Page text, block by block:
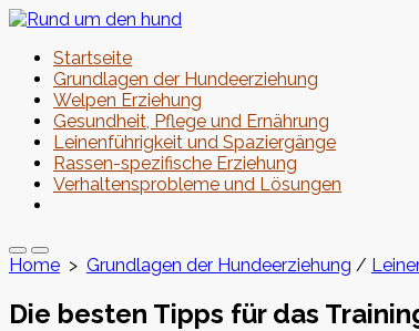
Skip
contentStartseite
Grundlagen der Hundeerziehung
Welpen Erziehung
Gesundheit, Pflege und Ernährung
Leinenführigkeit und Spaziergänge
Rassen-spezifische Erziehung
Verhaltensprobleme und Lösungen
Search
Toggle
Menu
Home > Grundlagen der Hundeerziehung /
Die besten Tipps für das